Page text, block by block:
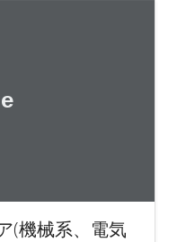
(機械系、電気